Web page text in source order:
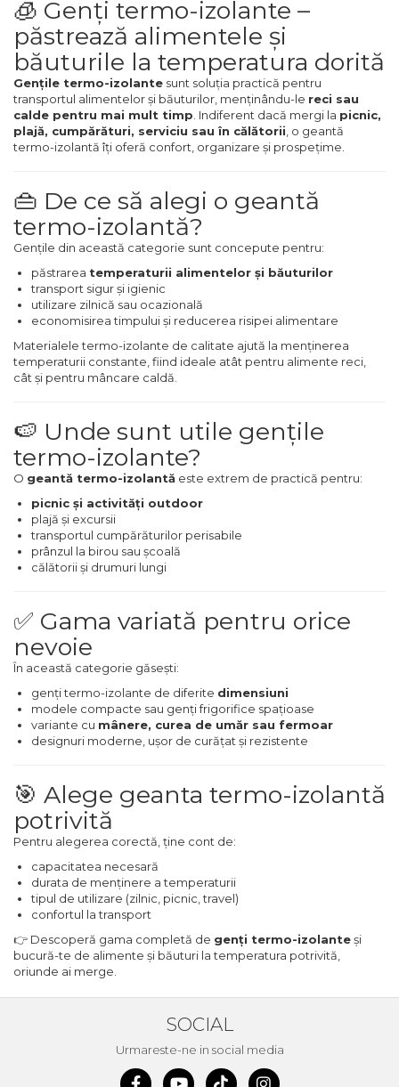
Microscoape
Cantare
Rafturi
Chei Tubulare
Multimetru Digital
Bara Tractare Auto
Canistre benzina (combustibil)
Presa Hidraulica Tinichigerie
Set Pentru Demontat Piulite &
Suruburi
Extractor Rulmenti
Presa Hidraulica Ondulare
Cabluri
Pompa Aer
Cric Manual
Ulei Hidraulic
Carucior Scule
Stetoscop Auto
Tester Compresie Auto
Truse reparatii anvelope
Dispozitiv Aerisire & Schimbare
Lichid Frana
Chingi Auto & Coarde Elastice
Nivele
Ruleta de Masurat
Amortizoare Hidraulice
Dalta si dornuri
Rigla de Masurat Pentru
Constructii
Scule Unelte Accesorii
Unelte de Zugravit
Roata de Masurat
Scripete Manual
Banc de lucru – tamplarie
Transpalet / carucior transport
marfa
Capsator Manual
Adaptor Unghiular Bormasina
Chei
Scari
Echipamente de Lucru &
Multidetector
Pistol Spuma Poliuretanica
Priza & prelungitoare electrice
Scule multifunctionale si
accesorii
Compresoare de Aer
Masini de Slefuit Alternative si
Orbitale
Aparate & Invertoare de Sudura
Rindele Electrice
Generator Curent Electric
Fierastraie Electrice
Fierastrau cu banda vertical
Foarfeci Electrice
Dezumidificatoare de Aer
Profesionale Industriale
Acumulatori & Incarcatoare
Scule Electrice: Bormasini,
Autofiletante
Ascutit Scule
Aparate de masurat digitale &
Telemetru laser
Pistoale & Capsatoare Electrice
pentru Cuie si Capse
Aparat / dispozitiv ascutit lant
Masini de Ascutit Panza Circular
Accesorii & Echipamente
Capsator pneumatic pentru
cuie
Polizoare Pneumatice
Trimmere Iarba & Gazon
Motosape
Motoburghie & Foreze de
Pamant
Masini Tuns Iarba & Gazon
Site Rotative de Gradina
Drujbe & Fierastraie Telescopice
Garduri electrice animale
Semanatori
🧊 Genți termo-izolante –
păstrează alimentele și
băuturile la temperatura dorită
Gențile termo-izolante sunt soluția practică pentru
transportul alimentelor și băuturilor, menținându-le reci sau
calde pentru mai mult timp . Indiferent dacă mergi la picnic,
plajă, cumpărături, serviciu sau în călătorii , o geantă
termo-izolantă îți oferă confort, organizare și prospețime.
👜 De ce să alegi o geantă
termo-izolantă?
Gențile din această categorie sunt concepute pentru:
păstrarea temperaturii alimentelor și băuturilor
transport sigur și igienic
utilizare zilnică sau ocazională
economisirea timpului și reducerea risipei alimentare
Materialele termo-izolante de calitate ajută la menținerea
temperaturii constante, fiind ideale atât pentru alimente reci,
cât și pentru mâncare caldă.
🍉 Unde sunt utile gențile
termo-izolante?
O geantă termo-izolantă este extrem de practică pentru:
picnic și activități outdoor
plajă și excursii
transportul cumpărăturilor perisabile
prânzul la birou sau școală
călătorii și drumuri lungi
✅ Gama variată pentru orice
nevoie
În această categorie găsești:
genți termo-izolante de diferite dimensiuni
modele compacte sau genți frigorifice spațioase
variante cu mânere, curea de umăr sau fermoar
designuri moderne, ușor de curățat și rezistente
🎯 Alege geanta termo-izolantă
potrivită
Pentru alegerea corectă, ține cont de:
capacitatea necesară
durata de menținere a temperaturii
tipul de utilizare (zilnic, picnic, travel)
confortul la transport
👉 Descoperă gama completă de genți termo-izolanteși
bucură-te de alimente și băuturi la temperatura potrivită,
oriunde ai merge.
SOCIAL
Urmareste-ne in social media